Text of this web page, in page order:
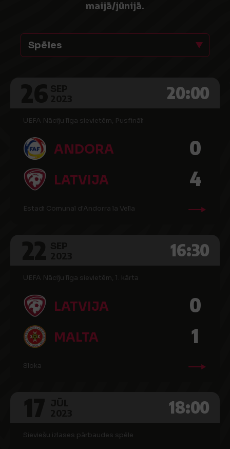
maijā/jūnijā.
Spēles
20:00
UEFA Nāciju līga sievietēm, Pusfināli
ANDORA 0
LATVIJA 4
Estadi Comunal d'Andorra la Vella
16:30
UEFA Nāciju līga sievietēm, 1. kārta
LATVIJA 0
MALTA 1
Sloka
18:00
Sieviešu izlases pārbaudes spēle